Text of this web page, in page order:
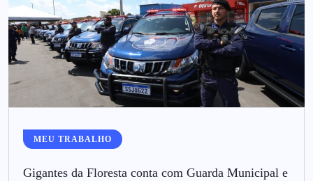
MEU TRABALHO
Gigantes da Floresta conta com Guarda Municipal e